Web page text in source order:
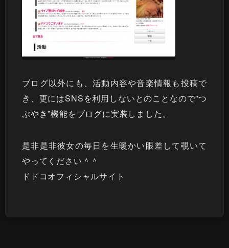
ブログ以外にも、活動内容や音楽情報も投稿で
き、更にはSNSを利用しないとのことなので”つ
ぶやき”機能をブログに実装しました。
是非是非彼女の毎日を生暖かい眼差して覗いて
やってください＾＾
ドドコオフィシャルサイト